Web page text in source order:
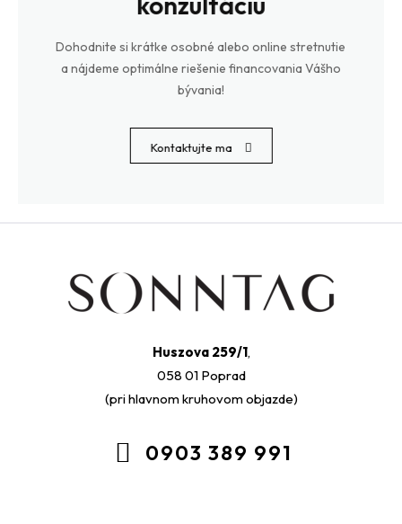
Dohodnite si krátke osobné alebo online stretnutie
a nájdeme optimálne riešenie financovania Vášho
bývania!
Kontaktujte ma
Huszova 259/1,
058 01 Poprad
(pri hlavnom kruhovom objazde)
0903 389 991